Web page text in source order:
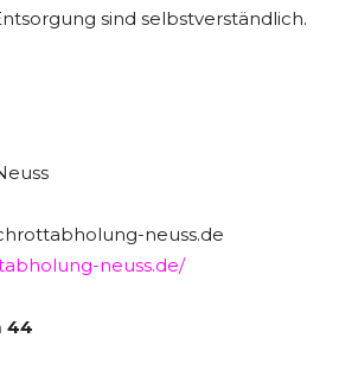
sind selbstverständlich.
neuss.de
neuss.de/
44